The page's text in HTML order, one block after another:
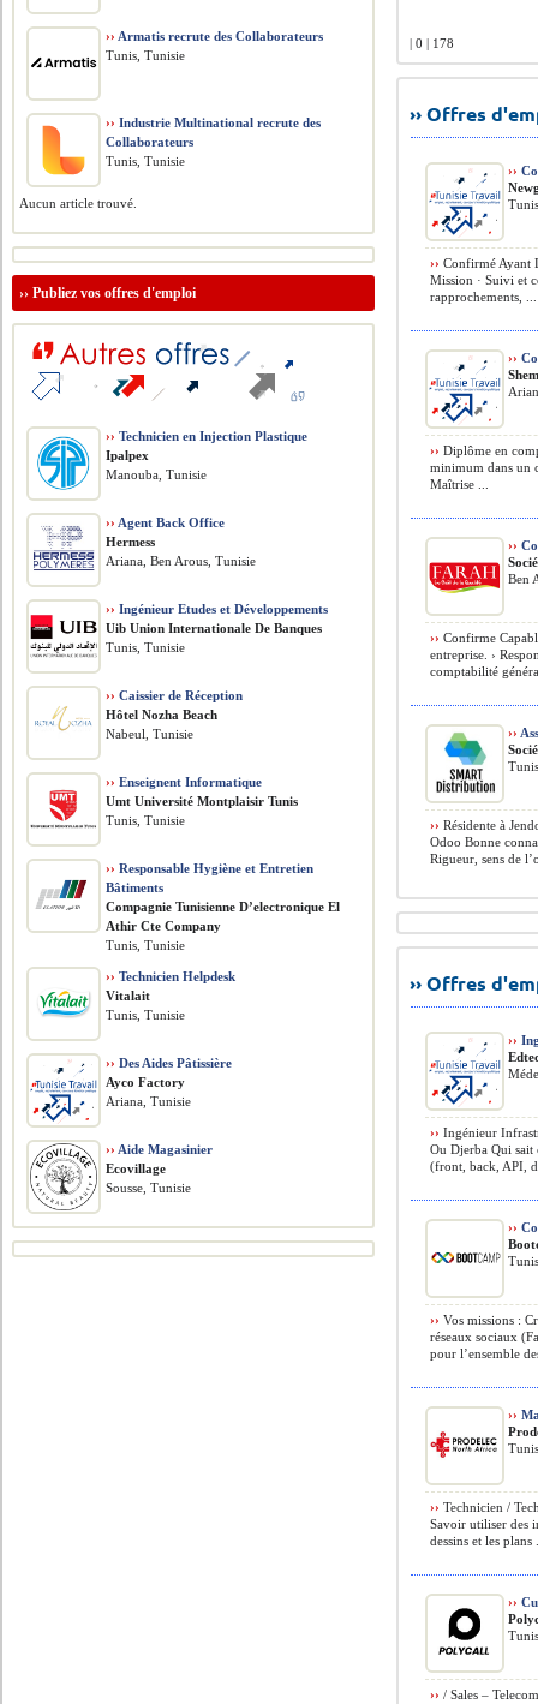
| 0 | 178
›› Offres
››
›› Confirmé Ayant
Mission · Suivi et
rapprochements, ...
››
›› Diplôme en
minimum dans un
Maîtrise ...
››
Ben
›› Confirme
entreprise. ›
comptabilité
››
›› Résidente à
Odoo Bonne
Rigueur, sens de
›› Offres
››
›› Ingénieur
Ou Djerba Qui
(front, back, API,
››
›› Vos missions :
réseaux sociaux
pour l’ensemble
››
›› Technicien /
Savoir utiliser des
dessins et les plans
››
›› / Sales –
›› Armatis recrute des Collaborateurs
Tunis, Tunisie
›› Industrie Multinational recrute des
Collaborateurs
Tunis, Tunisie
Aucun article trouvé.
››Publiez vos offres d'emploi
›› Technicien en Injection Plastique
Ipalpex
Manouba, Tunisie
›› Agent Back Office
Hermess
Ariana, Ben Arous, Tunisie
›› Ingénieur Etudes et Développements
Uib Union Internationale De Banques
Tunis, Tunisie
›› Caissier de Réception
Hôtel Nozha Beach
Nabeul, Tunisie
›› Enseignent Informatique
Umt Université Montplaisir Tunis
Tunis, Tunisie
›› Responsable Hygiène et Entretien
Bâtiments
Compagnie Tunisienne D’electronique El
Athir Cte Company
Tunis, Tunisie
›› Technicien Helpdesk
Vitalait
Tunis, Tunisie
›› Des Aides Pâtissière
Ayco Factory
Ariana, Tunisie
›› Aide Magasinier
Ecovillage
Sousse, Tunisie